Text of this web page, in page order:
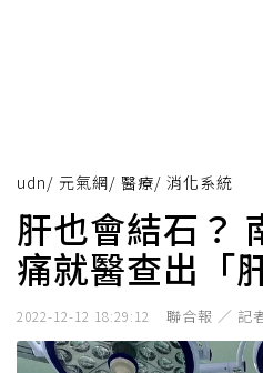
udn/ 元氣網/ 醫療/ 消化系統
肝也會結石？
痛就醫查出「
2022-12-12 18:29:12 聯合報 ／ 記